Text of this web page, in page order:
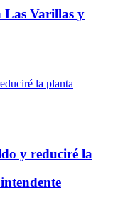
Las Varillas y
y reduciré la